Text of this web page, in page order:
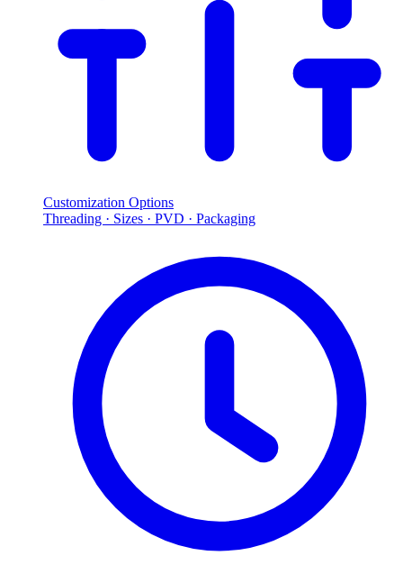
Customization Options
Threading · Sizes · PVD · Packaging